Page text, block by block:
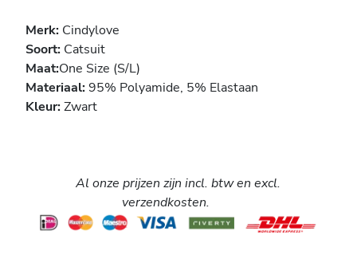
Merk: Cindylove
Soort: Catsuit
Maat:One Size (S/L)
Materiaal:95% Polyamide, 5% Elastaan
Kleur:Zwart
Al onze prijzen zijn incl. btw en excl.
verzendkosten.